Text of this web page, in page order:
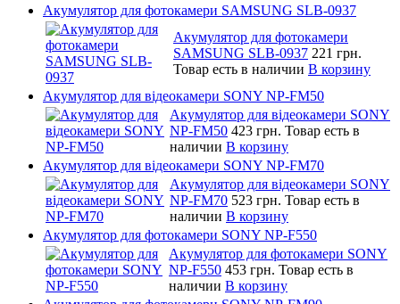
Акумулятор для фотокамери SAMSUNG SLB-0937
Акумулятор для фотокамери
SAMSUNG SLB-0937 221 грн.
Товар есть в наличии В корзину
Акумулятор для відеокамери SONY NP-FM50
Акумулятор для відеокамери SONY
NP-FM50 423 грн. Товар есть в
наличии В корзину
Акумулятор для відеокамери SONY NP-FM70
Акумулятор для відеокамери SONY
NP-FM70 523 грн. Товар есть в
наличии В корзину
Акумулятор для фотокамери SONY NP-F550
Акумулятор для фотокамери SONY
NP-F550 453 грн. Товар есть в
наличии В корзину